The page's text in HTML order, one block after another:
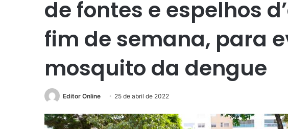
de fontes e espelhos
fim de semana, para
mosquito da dengue
Editor Online 25 de abril de 2022